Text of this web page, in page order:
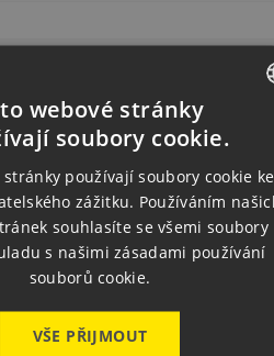
ENGLISH
GERMAN
webové stránky
soubory cookie.
stránky používají soubory cookie ke
zážitku. Používáním
souhlasíte se všemi soubory
s našimi zásadami používání
souborů cookie.
VŠE PŘIJMOUT